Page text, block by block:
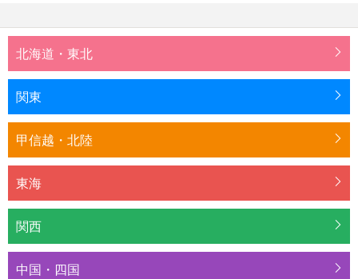
北海道・東北
関東
甲信越・北陸
東海
関西
中国・四国